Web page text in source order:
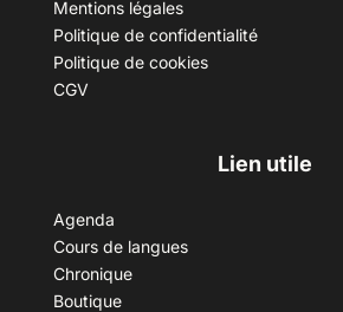
Mentions légales
Politique de confidentialité
Politique de cookies
CGV
Lien utile
Agenda
Cours de langues
Chronique
Boutique